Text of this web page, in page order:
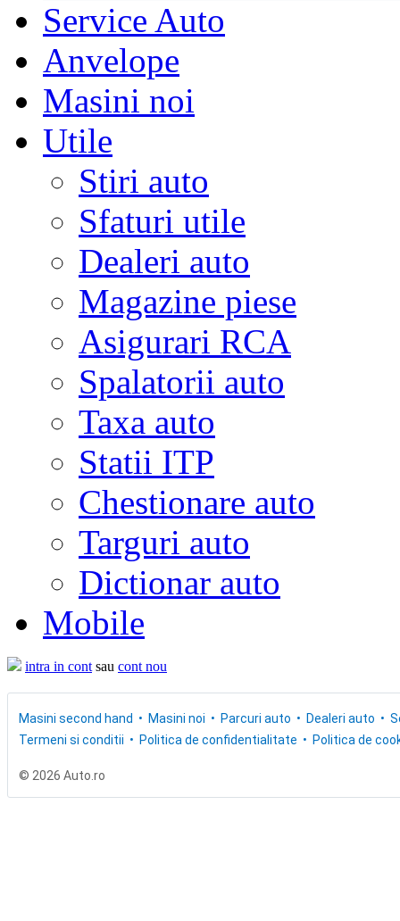
Service Auto
Anvelope
Masini noi
Utile
Stiri auto
Sfaturi utile
Dealeri auto
Magazine piese
Asigurari RCA
Spalatorii auto
Taxa auto
Statii ITP
Chestionare auto
Targuri auto
Dictionar auto
Mobile
intra in cont sau cont nou
Masini second hand Masini noi Parcuri auto Dealeri auto
Termeni si conditii
Politica de confidentialitate Politica de
© 2026 Auto.ro